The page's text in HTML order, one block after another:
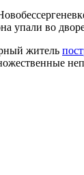
упали во
житель